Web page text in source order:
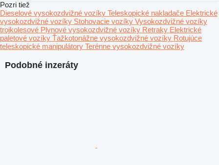
Podobné inzeráty
Pozri tiež
Dieselové vysokozdvižné vozíky Teleskopické nakladače Elektrické
vysokozdvižné vozíky Stohovacie vozíky Vysokozdvižné vozíky
trojkolesové Plynové vysokozdvižné vozíky Retraky Elektrické
paletové vozíky Ťažkotonážne vysokozdvižné vozíky Rotujúce
teleskopické manipulátory Terénne vysokozdvižné vozíky